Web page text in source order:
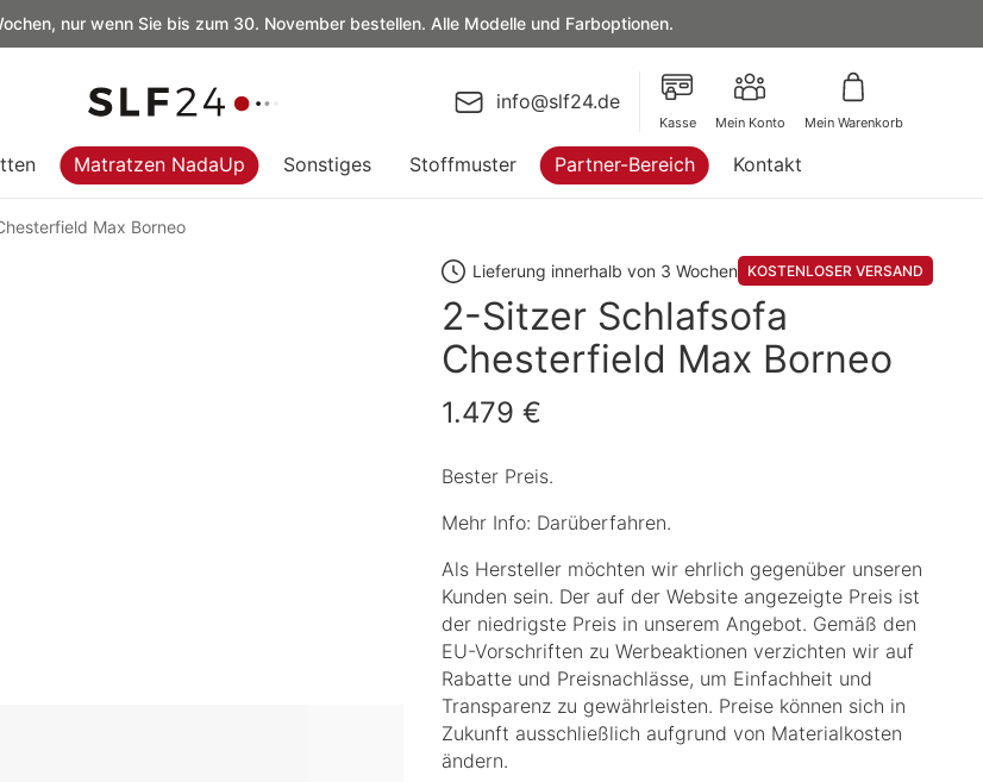
nur wenn Sie bis zum 30. November bestellen. Alle Modelle und Farboptionen.
info@slf24.de
Kasse Mein Konto Mein Warenkorb
Matratzen NadaUp Sonstiges Stoffmuster Partner-Bereich Kontakt
Max Borneo
Lieferung innerhalb von 3 Wochen KOSTENLOSER VERSAND
2-Sitzer Schlafsofa
Chesterfield Max Borneo
1.479 €
Bester Preis.
Mehr Info: Darüberfahren.
Als Hersteller möchten wir ehrlich gegenüber unseren
Kunden sein. Der auf der Website angezeigte Preis ist
der niedrigste Preis in unserem Angebot. Gemäß den
EU-Vorschriften zu Werbeaktionen verzichten wir auf
Rabatte und Preisnachlässe, um Einfachheit und
Transparenz zu gewährleisten. Preise können sich in
Zukunft ausschließlich aufgrund von Materialkosten
ändern.